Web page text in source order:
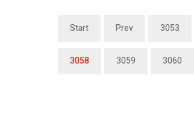
Start Prev 3053
3058 3059 3060